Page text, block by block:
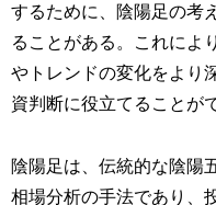
するために、陰陽足の考
ることがある。これによ
やトレンドの変化をより
資判断に役立てることが
陰陽足は、伝統的な陰陽
相場分析の手法であり、